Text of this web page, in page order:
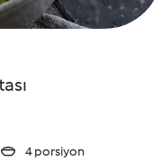
4 porsiyon